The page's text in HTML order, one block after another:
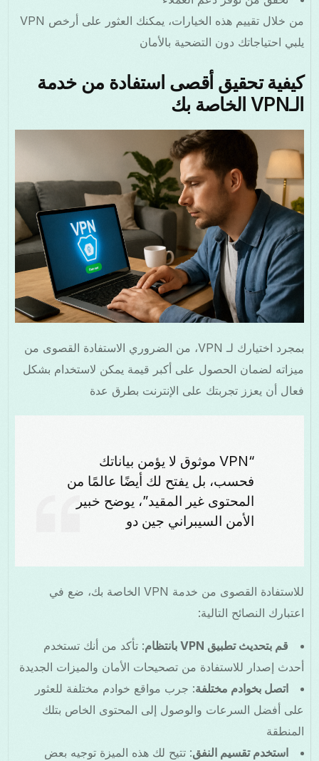
من خلال تقييم هذه الخيارات، يمكنك العثور على أرخص VPN
يلبي احتياجاتك دون التضحية بالأمان
كيفية تحقيق أقصى استفادة من خدمة
الـVPN الخاصة بك
بمجرد اختيارك لـ VPN، من الضروري الاستفادة القصوى من
ميزاته لضمان الحصول على أكبر قيمة يمكن لاستخدام بشكل
فعال أن يعزز تجربتك على الإنترنت بطرق عدة
“VPN موثوق لا يؤمن بياناتك
فحسب، بل يفتح لك أيضًا عالمًا من
المحتوى غير المقيد”، يوضح خبير
الأمن السيبراني جين دو
للاستفادة القصوى من خدمة VPN الخاصة بك، ضع في
اعتبارك النصائح التالية:
قم بتحديث تطبيق VPN بانتظام
: تأكد من أنك تستخدم
أحدث إصدار للاستفادة من تصحيحات الأمان والميزات الجديدة
اتصل بخوادم مختلفة: جرب مواقع خوادم مختلفة للعثور
على أفضل السرعات والوصول إلى المحتوى الخاص بتلك
المنطقة
استخدم تقسيم النفق: تتيح لك هذه الميزة توجيه بعض